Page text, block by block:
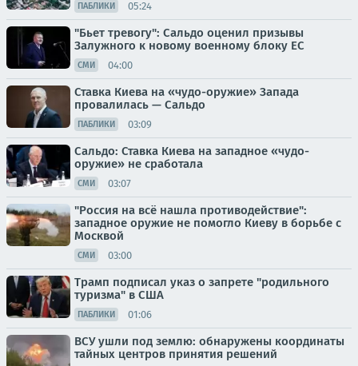
ПАБЛИКИ 05:24
"Бьет тревогу": Сальдо оценил призывы
Залужного к новому военному блоку ЕС
СМИ 04:00
Ставка Киева на «чудо-оружие» Запада
провалилась — Сальдо
ПАБЛИКИ 03:09
Сальдо: Ставка Киева на западное «чудо-
оружие» не сработала
СМИ 03:07
"Россия на всё нашла противодействие":
западное оружие не помогло Киеву в борьбе с
Москвой
СМИ 03:00
Трамп подписал указ о запрете "родильного
туризма" в США
ПАБЛИКИ 01:06
ВСУ ушли под землю: обнаружены координаты
тайных центров принятия решений